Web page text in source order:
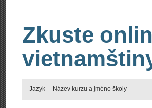
Zkuste
Jazyk Název kurzu a jméno školy